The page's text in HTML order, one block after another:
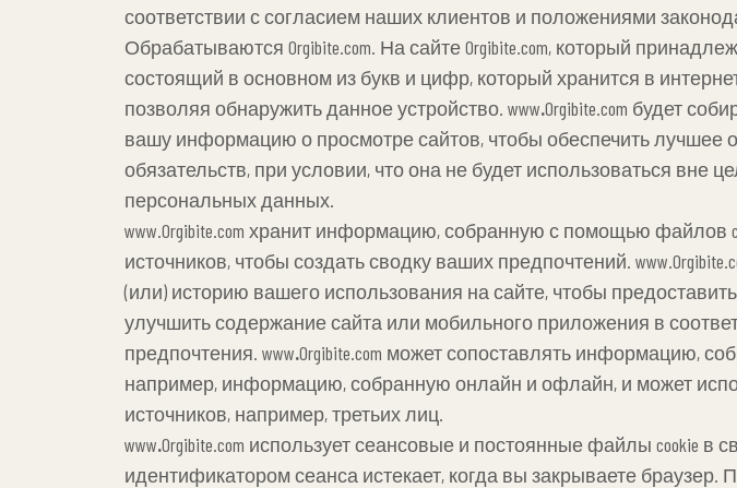
соответствии с согласием наших клиентов и положениями
Обрабатываются Orgibite.com. На сайте Orgibite.com, который
состоящий в основном из букв и цифр, который хранится в
позволяя обнаружить данное устройство. www.Orgibite.com будет
вашу информацию о просмотре сайтов, чтобы обеспечить лучшее
обязательств, при условии, что она не будет использоваться
персональных данных.
www.Orgibite.com хранит информацию, собранную с помощью
источников, чтобы создать сводку ваших предпочтений.
(или) историю вашего использования на сайте, чтобы
улучшить содержание сайта или мобильного приложения в
предпочтения. www.Orgibite.com может сопоставлять информацию,
например, информацию, собранную онлайн и офлайн, и может
источников, например, третьих лиц.
www.Orgibite.com использует сеансовые и постоянные файлы cookie
идентификатором сеанса истекает, когда вы закрываете